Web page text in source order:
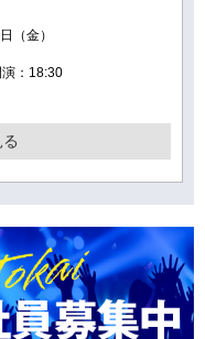
（金）
：18:30